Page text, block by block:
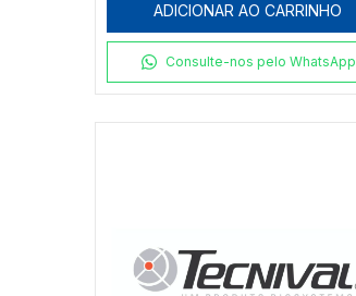
ADICIONAR AO CARRINHO
Consulte-nos pelo WhatsApp